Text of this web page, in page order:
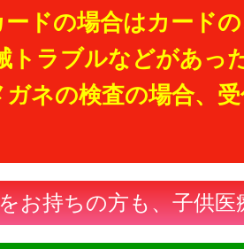
ドの場合はカード
トラブルなどがあっ
ネの検査の場合、
お持ちの方も、子供